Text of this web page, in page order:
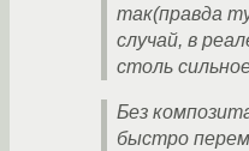
так(правда
случай, в
столь
Без
быстро